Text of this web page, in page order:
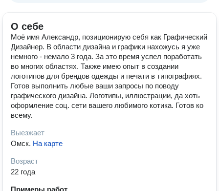
О себе
Моё имя Александр, позиционирую себя как Графический
Дизайнер. В области дизайна и графики нахожусь я уже
немного - немало 3 года. За это время успел поработать
во многих областях. Также имею опыт в создании
логотипов для брендов одежды и печати в типографиях.
Готов выполнить любые ваши запросы по поводу
графического дизайна. Логотипы, иллюстрации, да хоть
оформление соц. сети вашего любимого котика. Готов ко
всему.
Выезжает
Омск. На карте
Возраст
22 года
Примеры работ